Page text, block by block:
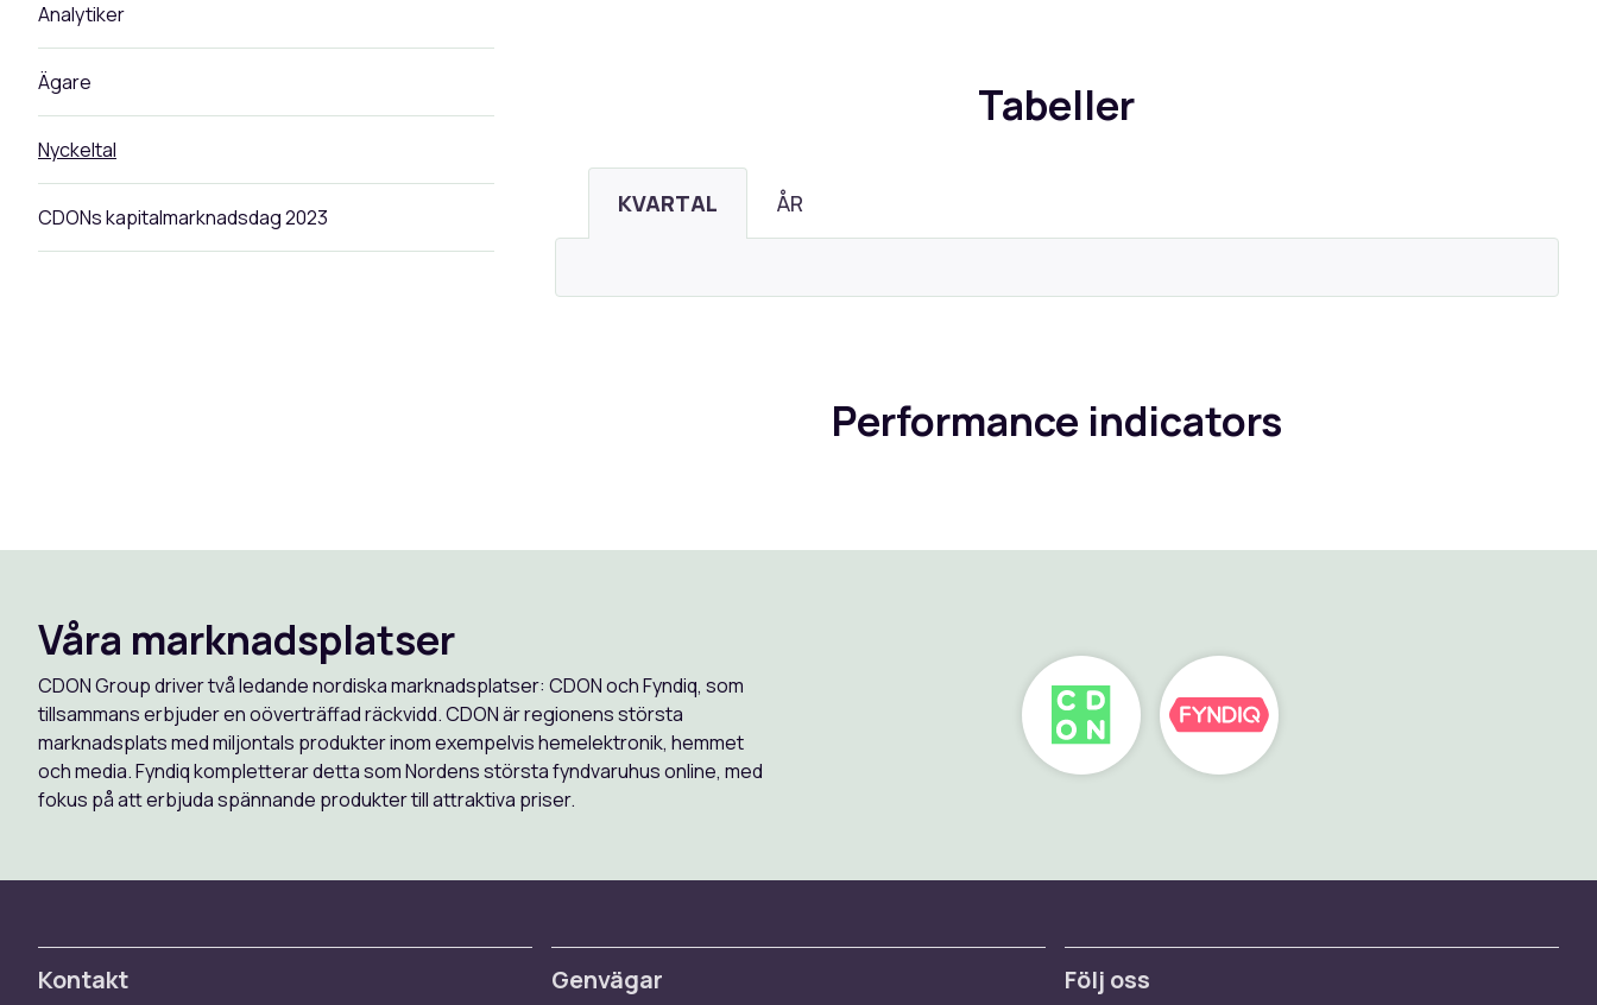
Analytiker
Ägare
Nyckeltal
CDONs kapitalmarknadsdag 2023
Tabeller
KVARTAL ÅR
Performance indicators
Våra marknadsplatser
CDON Group driver två ledande nordiska marknadsplatser: CDON och Fyndiq, som
tillsammans erbjuder en oöverträffad räckvidd. CDON är regionens största
marknadsplats med miljontals produkter inom exempelvis hemelektronik, hemmet
och media. Fyndiq kompletterar detta som Nordens största fyndvaruhus online, med
fokus på att erbjuda spännande produkter till attraktiva priser.
Kontakt Genvägar Följ oss